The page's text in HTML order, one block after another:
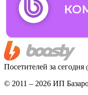
Посетителей за сегодня
© 2011 – 2026 ИП